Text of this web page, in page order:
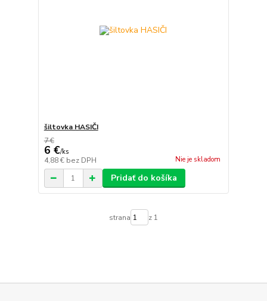
šiltovka HASIČI
7 €
6 €/ks
4,88 € bez DPH Nie je skladom
Pridať do košíka
strana z 1